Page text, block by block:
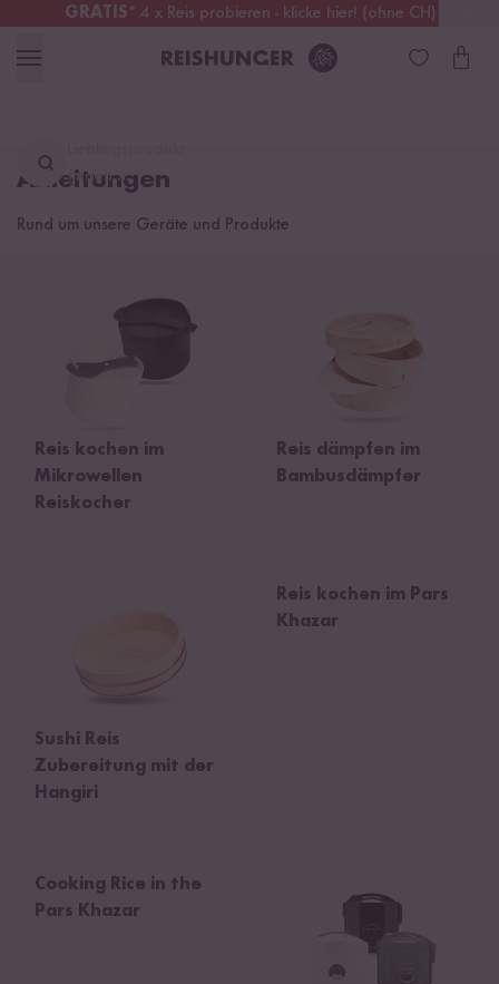
GRATIS* 4 x Reis probieren - klicke hier! (ohne CH)
Österreich Kostenloser Versand
finden ...
Anleitungen
Rund um unsere Geräte und Produkte
Reis kochen im
Mikrowellen
Reiskocher
Reis dämpfen im
Bambusdämpfer
Sushi Reis
Zubereitung mit der
Hangiri
Reis kochen im Pars
Khazar
Cooking Rice in the
Pars Khazar